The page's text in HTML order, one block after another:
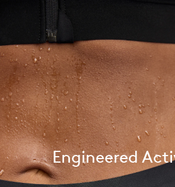
Engineered